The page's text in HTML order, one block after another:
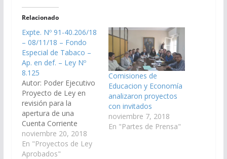
Relacionado
Expte. Nº 91-40.206/18
– 08/11/18 – Fondo
Especial de Tabaco –
Ap. en def. – Ley Nº
8.125
Autor: Poder Ejecutivo
Proyecto de Ley en
revisión para la
apertura de una
Cuenta Corriente
Especial en el Banco
Macro S.A., Sucursal
Salta Capital, en la cual
noviembre 20, 2018
En "Proyectos de Ley
Aprobados"
Comisiones de
Educacion y Economía
analizaron proyectos
con invitados
noviembre 7, 2018
En "Partes de Prensa"